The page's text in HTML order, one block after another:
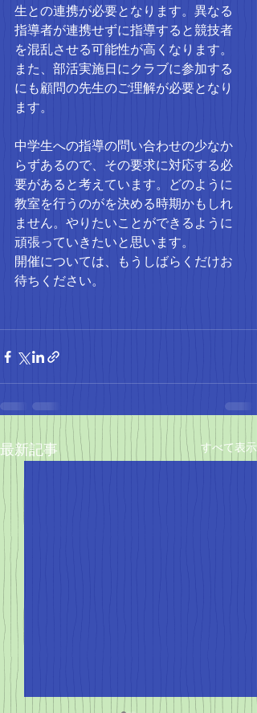
生との連携が必要となります。異なる
指導者が連携せずに指導すると競技者
を混乱させる可能性が高くなります。
また、部活実施日にクラブに参加する
にも顧問の先生のご理解が必要となり
ます。
中学生への指導の問い合わせの少なか
らずあるので、その要求に対応する必
要があると考えています。どのように
教室を行うのがを決める時期かもしれ
ません。やりたいことができるように
頑張っていきたいと思います。
開催については、もうしばらくだけお
待ちください。
最新記事 すべて表示